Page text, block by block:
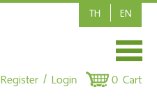
EN
TH
Register / Login 0 Cart